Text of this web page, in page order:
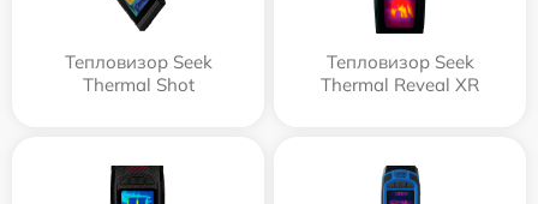
Тепловизор Seek
Thermal Shot
Тепловизор Seek
Thermal Reveal XR